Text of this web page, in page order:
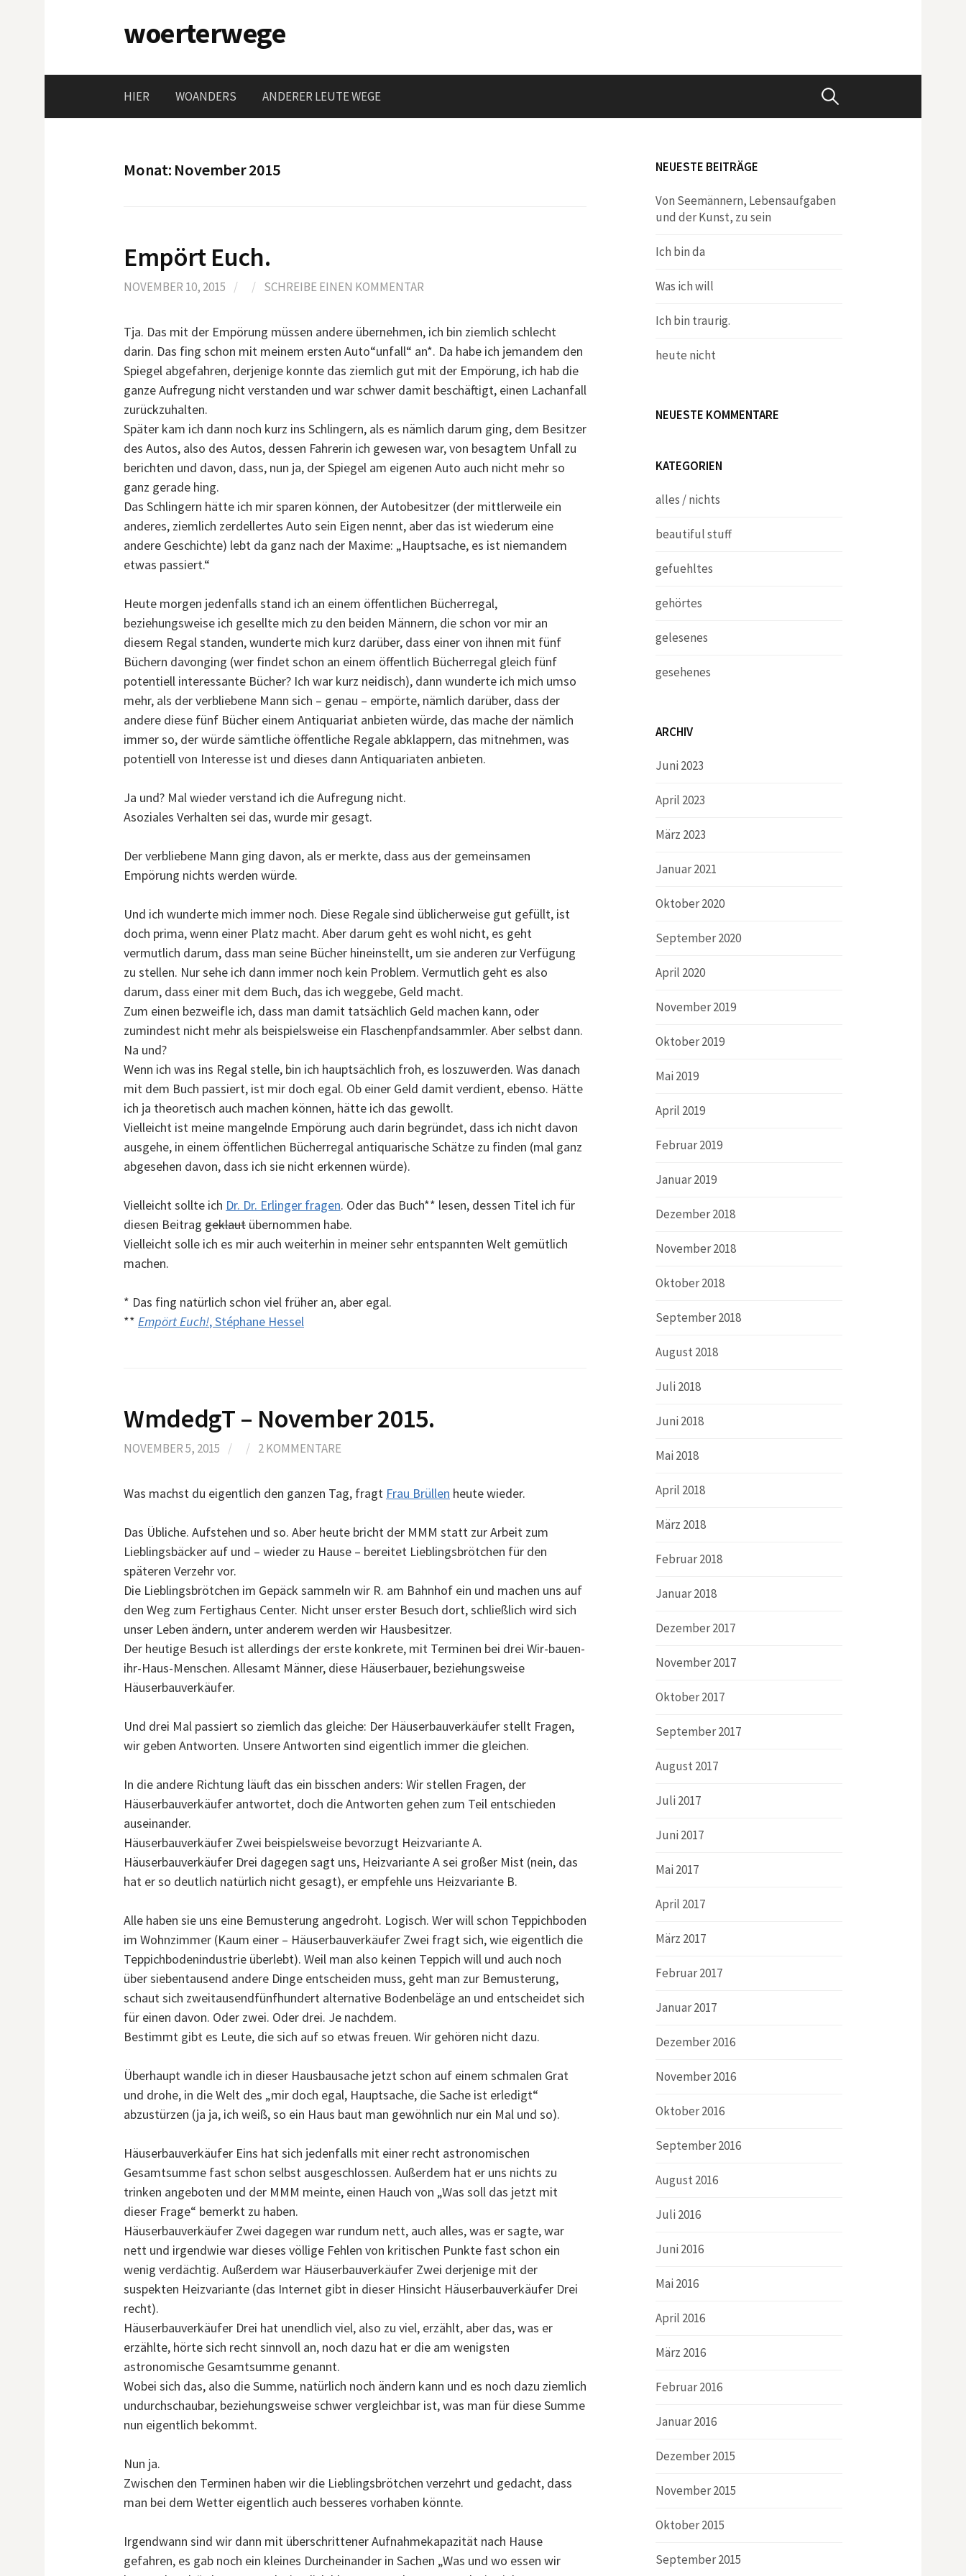
woerterwege
HIER WOANDERS ANDERER LEUTE WEGE Suchen
Monat: November 2015
Empört Euch.
NOVEMBER 10, 2015 / / SCHREIBE EINEN KOMMENTAR
Tja. Das mit der Empörung müssen andere übernehmen, ich bin ziemlich schlecht
darin. Das fing schon mit meinem ersten Auto“unfall“ an*. Da habe ich jemandem den
Spiegel abgefahren, derjenige konnte das ziemlich gut mit der Empörung, ich hab die
ganze Aufregung nicht verstanden und war schwer damit beschäftigt, einen Lachanfall
zurückzuhalten.
Später kam ich dann noch kurz ins Schlingern, als es nämlich darum ging, dem Besitzer
des Autos, also des Autos, dessen Fahrerin ich gewesen war, von besagtem Unfall zu
berichten und davon, dass, nun ja, der Spiegel am eigenen Auto auch nicht mehr so
ganz gerade hing.
Das Schlingern hätte ich mir sparen können, der Autobesitzer (der mittlerweile ein
anderes, ziemlich zerdellertes Auto sein Eigen nennt, aber das ist wiederum eine
andere Geschichte) lebt da ganz nach der Maxime: „Hauptsache, es ist niemandem
etwas passiert.“
Heute morgen jedenfalls stand ich an einem öffentlichen Bücherregal,
beziehungsweise ich gesellte mich zu den beiden Männern, die schon vor mir an
diesem Regal standen, wunderte mich kurz darüber, dass einer von ihnen mit fünf
Büchern davonging (wer findet schon an einem öffentlich Bücherregal gleich fünf
potentiell interessante Bücher? Ich war kurz neidisch), dann wunderte ich mich umso
mehr, als der verbliebene Mann sich – genau – empörte, nämlich darüber, dass der
andere diese fünf Bücher einem Antiquariat anbieten würde, das mache der nämlich
immer so, der würde sämtliche öffentliche Regale abklappern, das mitnehmen, was
potentiell von Interesse ist und dieses dann Antiquariaten anbieten.
Ja und? Mal wieder verstand ich die Aufregung nicht.
Asoziales Verhalten sei das, wurde mir gesagt.
Der verbliebene Mann ging davon, als er merkte, dass aus der gemeinsamen
Empörung nichts werden würde.
Und ich wunderte mich immer noch. Diese Regale sind üblicherweise gut gefüllt, ist
doch prima, wenn einer Platz macht. Aber darum geht es wohl nicht, es geht
vermutlich darum, dass man seine Bücher hineinstellt, um sie anderen zur Verfügung
zu stellen. Nur sehe ich dann immer noch kein Problem. Vermutlich geht es also
darum, dass einer mit dem Buch, das ich weggebe, Geld macht.
Zum einen bezweifle ich, dass man damit tatsächlich Geld machen kann, oder
zumindest nicht mehr als beispielsweise ein Flaschenpfandsammler. Aber selbst dann.
Na und?
Wenn ich was ins Regal stelle, bin ich hauptsächlich froh, es loszuwerden. Was danach
mit dem Buch passiert, ist mir doch egal. Ob einer Geld damit verdient, ebenso. Hätte
ich ja theoretisch auch machen können, hätte ich das gewollt.
Vielleicht ist meine mangelnde Empörung auch darin begründet, dass ich nicht davon
ausgehe, in einem öffentlichen Bücherregal antiquarische Schätze zu finden (mal ganz
abgesehen davon, dass ich sie nicht erkennen würde).
Vielleicht sollte ich Dr. Dr. Erlinger fragen. Oder das Buch** lesen, dessen Titel ich für
diesen Beitrag geklaut übernommen habe.
Vielleicht solle ich es mir auch weiterhin in meiner sehr entspannten Welt gemütlich
machen.
* Das fing natürlich schon viel früher an, aber egal.
** Empört Euch!, Stéphane Hessel
WmdedgT – November 2015.
NOVEMBER 5, 2015 / / 2 KOMMENTARE
Was machst du eigentlich den ganzen Tag, fragt Frau Brüllen heute wieder.
Das Übliche. Aufstehen und so. Aber heute bricht der MMM statt zur Arbeit zum
Lieblingsbäcker auf und – wieder zu Hause – bereitet Lieblingsbrötchen für den
späteren Verzehr vor.
Die Lieblingsbrötchen im Gepäck sammeln wir R. am Bahnhof ein und machen uns auf
den Weg zum Fertighaus Center. Nicht unser erster Besuch dort, schließlich wird sich
unser Leben ändern, unter anderem werden wir Hausbesitzer.
Der heutige Besuch ist allerdings der erste konkrete, mit Terminen bei drei Wir-bauen-
ihr-Haus-Menschen. Allesamt Männer, diese Häuserbauer, beziehungsweise
Häuserbauverkäufer.
Und drei Mal passiert so ziemlich das gleiche: Der Häuserbauverkäufer stellt Fragen,
wir geben Antworten. Unsere Antworten sind eigentlich immer die gleichen.
In die andere Richtung läuft das ein bisschen anders: Wir stellen Fragen, der
Häuserbauverkäufer antwortet, doch die Antworten gehen zum Teil entschieden
auseinander.
Häuserbauverkäufer Zwei beispielsweise bevorzugt Heizvariante A.
Häuserbauverkäufer Drei dagegen sagt uns, Heizvariante A sei großer Mist (nein, das
hat er so deutlich natürlich nicht gesagt), er empfehle uns Heizvariante B.
Alle haben sie uns eine Bemusterung angedroht. Logisch. Wer will schon Teppichboden
im Wohnzimmer (Kaum einer – Häuserbauverkäufer Zwei fragt sich, wie eigentlich die
Teppichbodenindustrie überlebt). Weil man also keinen Teppich will und auch noch
über siebentausend andere Dinge entscheiden muss, geht man zur Bemusterung,
schaut sich zweitausendfünfhundert alternative Bodenbeläge an und entscheidet sich
für einen davon. Oder zwei. Oder drei. Je nachdem.
Bestimmt gibt es Leute, die sich auf so etwas freuen. Wir gehören nicht dazu.
Überhaupt wandle ich in dieser Hausbausache jetzt schon auf einem schmalen Grat
und drohe, in die Welt des „mir doch egal, Hauptsache, die Sache ist erledigt“
abzustürzen (ja ja, ich weiß, so ein Haus baut man gewöhnlich nur ein Mal und so).
Häuserbauverkäufer Eins hat sich jedenfalls mit einer recht astronomischen
Gesamtsumme fast schon selbst ausgeschlossen. Außerdem hat er uns nichts zu
trinken angeboten und der MMM meinte, einen Hauch von „Was soll das jetzt mit
dieser Frage“ bemerkt zu haben.
Häuserbauverkäufer Zwei dagegen war rundum nett, auch alles, was er sagte, war
nett und irgendwie war dieses völlige Fehlen von kritischen Punkte fast schon ein
wenig verdächtig. Außerdem war Häuserbauverkäufer Zwei derjenige mit der
suspekten Heizvariante (das Internet gibt in dieser Hinsicht Häuserbauverkäufer Drei
recht).
Häuserbauverkäufer Drei hat unendlich viel, also zu viel, erzählt, aber das, was er
erzählte, hörte sich recht sinnvoll an, noch dazu hat er die am wenigsten
astronomische Gesamtsumme genannt.
Wobei sich das, also die Summe, natürlich noch ändern kann und es noch dazu ziemlich
undurchschaubar, beziehungsweise schwer vergleichbar ist, was man für diese Summe
nun eigentlich bekommt.
Nun ja.
Zwischen den Terminen haben wir die Lieblingsbrötchen verzehrt und gedacht, dass
man bei dem Wetter eigentlich auch besseres vorhaben könnte.
Irgendwann sind wir dann mit überschrittener Aufnahmekapazität nach Hause
gefahren, es gab noch ein kleines Durcheinander in Sachen „Was und wo essen wir
NEUESTE BEITRÄGE
Von Seemännern, Lebensaufgaben
und der Kunst, zu sein
Ich bin da
Was ich will
Ich bin traurig.
heute nicht
NEUESTE KOMMENTARE
KATEGORIEN
alles / nichts
beautiful stuff
gefuehltes
gehörtes
gelesenes
gesehenes
ARCHIV
Juni 2023
April 2023
März 2023
Januar 2021
Oktober 2020
September 2020
April 2020
November 2019
Oktober 2019
Mai 2019
April 2019
Februar 2019
Januar 2019
Dezember 2018
November 2018
Oktober 2018
September 2018
August 2018
Juli 2018
Juni 2018
Mai 2018
April 2018
März 2018
Februar 2018
Januar 2018
Dezember 2017
November 2017
Oktober 2017
September 2017
August 2017
Juli 2017
Juni 2017
Mai 2017
April 2017
März 2017
Februar 2017
Januar 2017
Dezember 2016
November 2016
Oktober 2016
September 2016
August 2016
Juli 2016
Juni 2016
Mai 2016
April 2016
März 2016
Februar 2016
Januar 2016
Dezember 2015
November 2015
Oktober 2015
September 2015